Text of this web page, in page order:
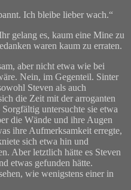
Ich bleibe lieber wach.“
gelang es, kaum eine Mine zu
waren kaum zu erraten.
aber nicht etwa wie bei
Nein, im Gegenteil. Sinter
Steven als auch
die Zeit mit der arroganten
untersuchte sie etwa
die Wände und ihre Augen
ihre Aufmerksamkeit erregte,
sich etwa hin und
Aber letztlich hätte es Steven
etwas gefunden hätte.
wie wenigstens einer in